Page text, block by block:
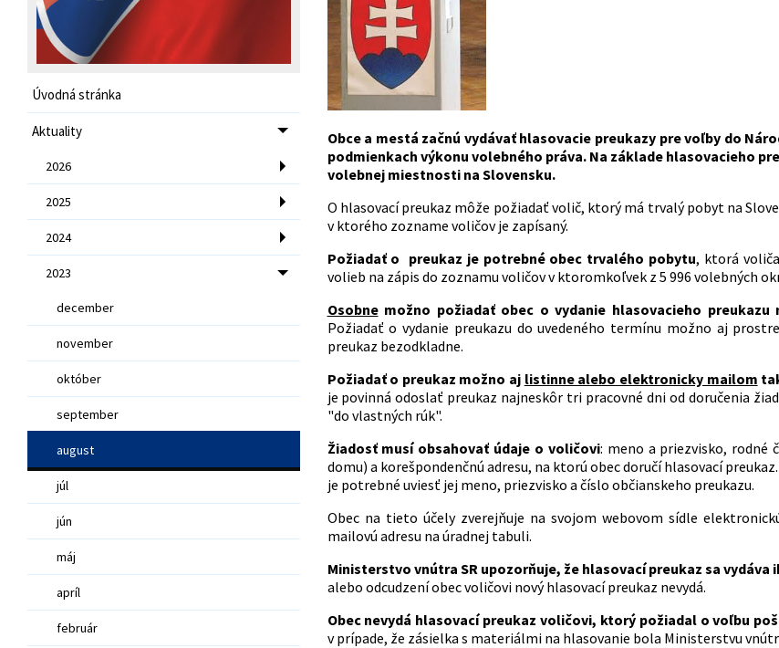
Úvodná stránka
Aktuality
2026
2025
2024
2023
december
november
október
september
august
júl
jún
máj
apríl
február
Obce a mestá začnú vydávať hlasovacie preukazy pre voľby do
podmienkach výkonu volebného práva. Na základe hlasovacieho
volebnej miestnosti na Slovensku.
O hlasovací preukaz môže požiadať volič, ktorý má trvalý pobyt na
v ktorého zozname voličov je zapísaný.
Požiadať o preukaz je potrebné obec trvalého pobytu, ktorá
volieb na zápis do zoznamu voličov v ktoromkoľvek z 5 996 volebných
Osobnemožno požiadať obec o vydanie hlasovacieho
Požiadať o vydanie preukazu do uvedeného termínu možno aj
preukaz bezodkladne.
Požiadať o preukaz možno aj listinne alebo elektronicky mailom
je povinná odoslať preukaz najneskôr tri pracovné dni od doručenia
"do vlastných rúk".
Žiadosť musí obsahovať údaje o voličovi: meno a priezvisko, rodné
domu) a korešpondenčnú adresu, na ktorú obec doručí hlasovací
je potrebné uviesť jej meno, priezvisko a číslo občianskeho preukazu.
Obec na tieto účely zverejňuje na svojom webovom sídle
mailovú adresu na úradnej tabuli.
Ministerstvo vnútra SR upozorňuje, že hlasovací preukaz sa
alebo odcudzení obec voličovi nový hlasovací preukaz nevydá.
Obec nevydá hlasovací preukaz voličovi, ktorý požiadal o voľbu
v prípade, že zásielka s materiálmi na hlasovanie bola Ministerstvu